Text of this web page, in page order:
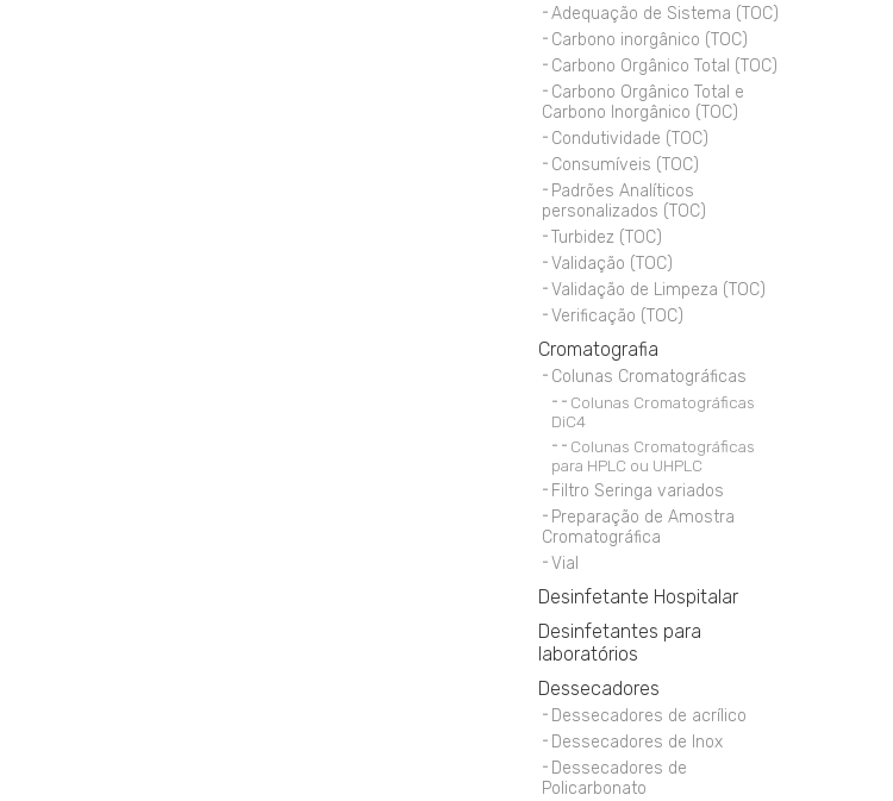
Adequação de Sistema (TOC)
Carbono inorgânico (TOC)
Carbono Orgânico Total (TOC)
Carbono Orgânico Total e
Carbono Inorgânico (TOC)
Condutividade (TOC)
Consumíveis (TOC)
Padrões Analíticos
personalizados (TOC)
Turbidez (TOC)
Validação (TOC)
Validação de Limpeza (TOC)
Verificação (TOC)
Cromatografia
Colunas Cromatográficas
Colunas Cromatográficas
DiC4
Colunas Cromatográficas
para HPLC ou UHPLC
Filtro Seringa variados
Preparação de Amostra
Cromatográfica
Vial
Desinfetante Hospitalar
Desinfetantes para
laboratórios
Dessecadores
Dessecadores de acrílico
Dessecadores de Inox
Dessecadores de
Policarbonato